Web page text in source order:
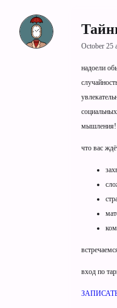
October 25
надоели
мышления!
что вас
вход по